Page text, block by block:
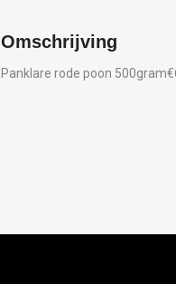
Omschrijving
Panklare rode poon